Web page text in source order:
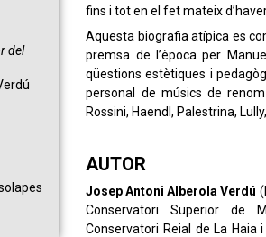
del
fins i tot en el fet mateix
Aquesta biografia atípica es
premsa de l’època per
qüestions estètiques i
personal de músics de
Rossini, Haendl, Palestrina,
AUTOR
Josep Antoni Alberola Verdú
Conservatori Superior de
Conservatori Reial de La Haia